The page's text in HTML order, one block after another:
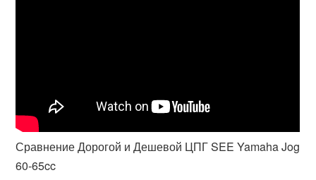
Сравнение Дорогой и Дешевой ЦПГ SEE Yamaha Jog
60-65cc